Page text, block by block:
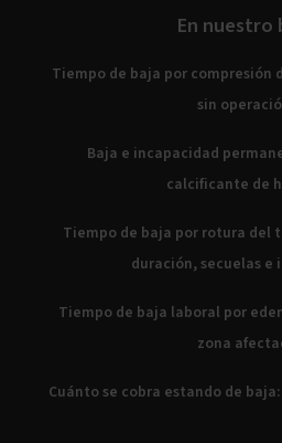
En nuestro
Tiempo de baja por compresión
sin
Baja e incapacidad
calcificante de
Tiempo de baja por rotura del
duración, secuelas e
Tiempo de baja laboral por
zona
Cuánto se cobra estando de